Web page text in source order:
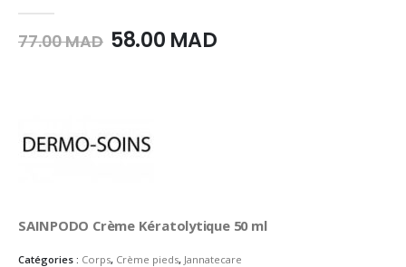
77.00MAD Le
MAD.
58.00 MADLe
SAINPODO Crème Kératolytique 50 ml
Catégories : Corps, Crème pieds, Jannatecare